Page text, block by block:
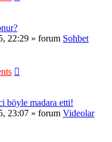
22:29 » forum Sohbet
böyle madara etti!
23:07 » forum Videolar